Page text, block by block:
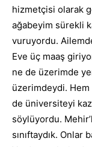
hizmetçisi olarak
ağabeyim sürekli
vuruyordu.
Eve üç maaş
ne de üzerimde
üzerimdeydi. Hem
de üniversiteyi
söylüyordu.
sınıftaydık.